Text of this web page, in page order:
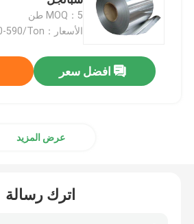
لفائف مغلفة بالألوان
صفيحة فولاذية مجلفنة
MOQ：5 طن
الأسعار：USD400-590/Ton
افضل سعر
عرض المزيد
اترك رسالة